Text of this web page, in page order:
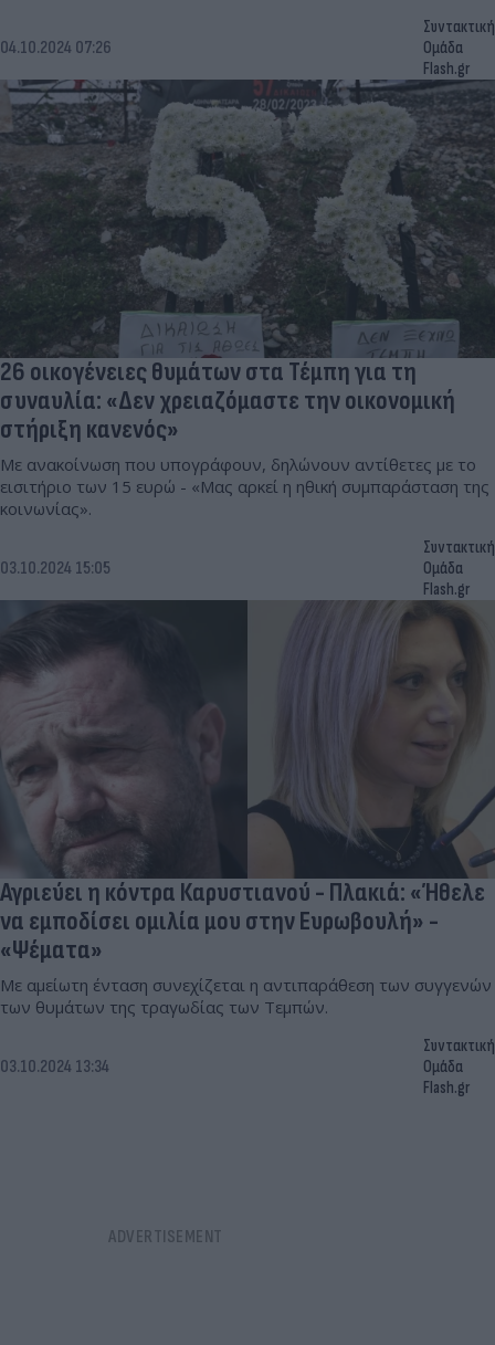
04.10.2024 07:26
Συντακτική
Ομάδα
Flash.gr
26 οικογένειες θυμάτων στα Τέμπη για τη
συναυλία: «Δεν χρειαζόμαστε την οικονομική
στήριξη κανενός»
Με ανακοίνωση που υπογράφουν, δηλώνουν αντίθετες με το
εισιτήριο των 15 ευρώ - «Μας αρκεί η ηθική συμπαράσταση της
κοινωνίας».
03.10.2024 15:05
Συντακτική
Ομάδα
Flash.gr
Αγριεύει η κόντρα Καρυστιανού - Πλακιά: «Ήθελε
να εμποδίσει ομιλία μου στην Ευρωβουλή» -
«Ψέματα»
Με αμείωτη ένταση συνεχίζεται η αντιπαράθεση των συγγενών
των θυμάτων της τραγωδίας των Τεμπών.
03.10.2024 13:34
Συντακτική
Ομάδα
Flash.gr